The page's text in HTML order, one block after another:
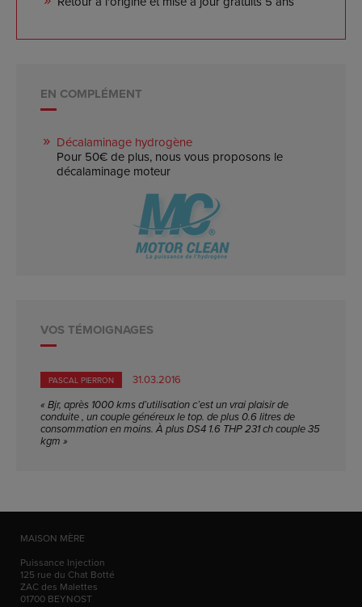
EN COMPLÉMENT
Décalaminage hydrogène
Pour 50€ de plus, nous vous proposons le
décalaminage moteur
VOS TÉMOIGNAGES
PASCAL PIERRON 31.03.2016
« Bjr, après 1000 kms d’utilisation c’est un vrai plaisir de
conduite , un couple généreux le top. de plus 0.6 litres de
consommation en moins. À plus DS4 1.6 THP 231 ch couple 35
kgm »
MAISON MÈRE
Puissance Injection
125 rue du Chat Botté
ZAC des Malettes
01700 BEYNOST